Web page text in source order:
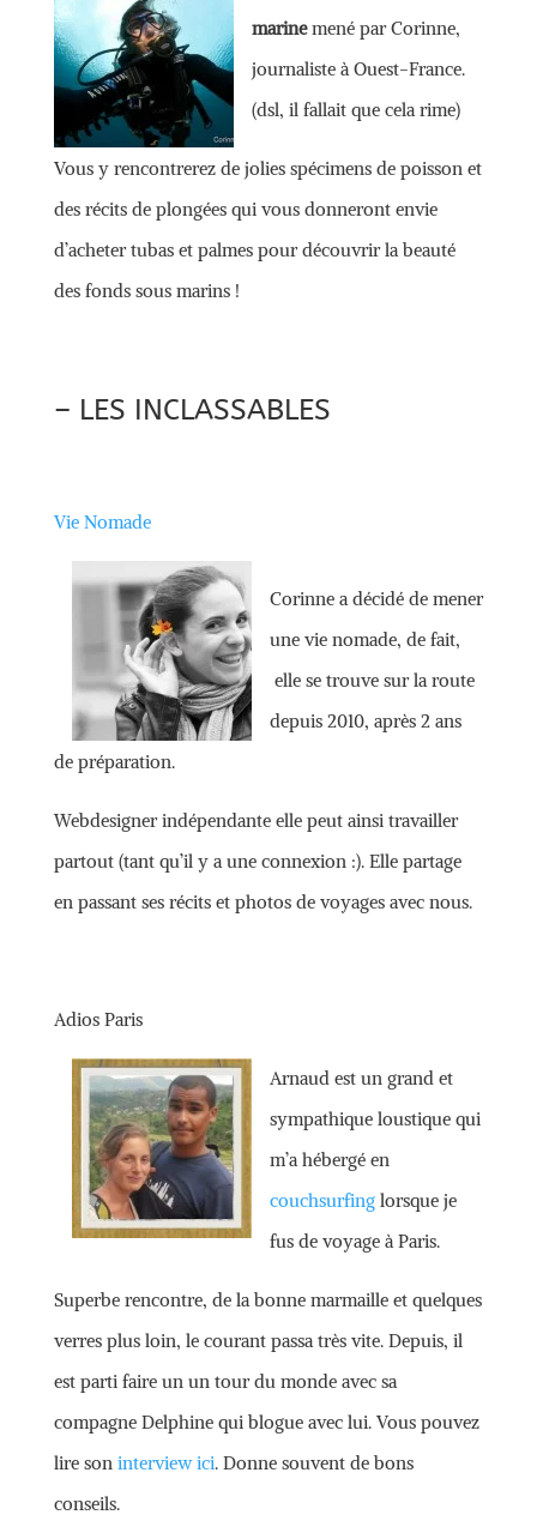
marinemené par Corinne,
journaliste à Ouest-France.
(dsl, il fallait que cela rime)
Vous y rencontrerez de jolies spécimens de poisson et
des récits de plongées qui vous donneront envie
d’acheter tubas et palmes pour découvrir la beauté
des fonds sous marins !
– LES INCLASSABLES
Vie Nomade
Corinne a décidé de mener
une vie nomade, de fait,
elle se trouve sur la route
depuis 2010, après 2 ans
de préparation.
Webdesigner indépendante elle peut ainsi travailler
partout (tant qu’il y a une connexion :). Elle partage
en passant ses récits et photos de voyages avec nous.
Adios Paris
Arnaud est un grand et
sympathique loustique qui
m’a hébergé en
couchsurfinglorsque je
fus de voyage à Paris.
Superbe rencontre, de la bonne marmaille et quelques
verres plus loin, le courant passa très vite. Depuis, il
est parti faire un un tour du monde avec sa
compagne Delphine qui blogue avec lui. Vous pouvez
lire son interview ici. Donne souvent de bons
conseils.